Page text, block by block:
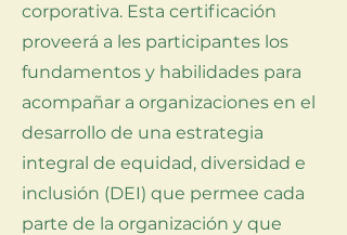
corporativa. Esta certificación
proveerá a les participantes los
fundamentos y habilidades para
acompañar a organizaciones en el
desarrollo de una estrategia
integral de equidad, diversidad e
inclusión (DEI) que permee cada
parte de la organización y que